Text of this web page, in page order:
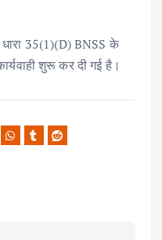
धारा 35(1)(D) BNSS के
शुरू कर दी गई है।